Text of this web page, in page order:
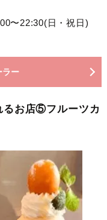
〜22:30(日・祝日)
ラー
るお店⑤フルーツカ